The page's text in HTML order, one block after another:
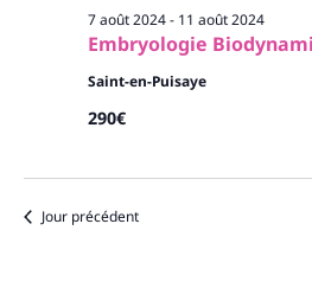
Embryologie
7 août 2024- 11 août 2024
Saint-en-Puisaye
290€
Jour précédent